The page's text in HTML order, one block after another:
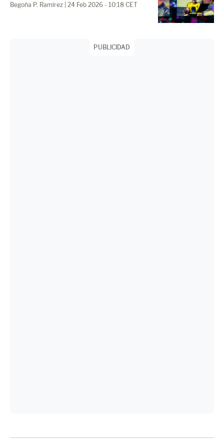
Begoña P. Ramírez | 24 Feb 2026 - 10:18 CET
PUBLICIDAD